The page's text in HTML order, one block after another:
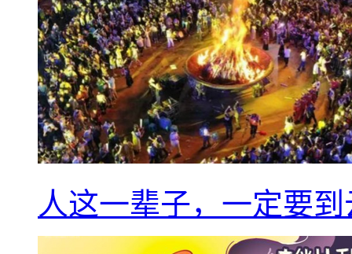
人这一辈子，一定要